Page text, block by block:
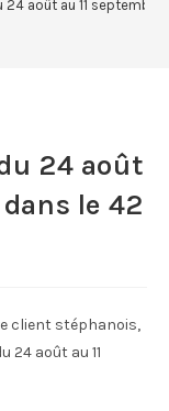
août au 11 septembre
24 août
le 42
client stéphanois,
août au 11